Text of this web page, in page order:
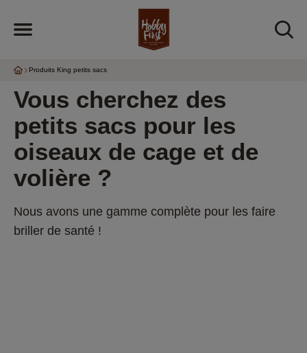
Produits King petits sacs
Vous cherchez des
petits sacs pour les
oiseaux de cage et de
volière ?
Nous avons une gamme complète pour les faire
briller de santé !